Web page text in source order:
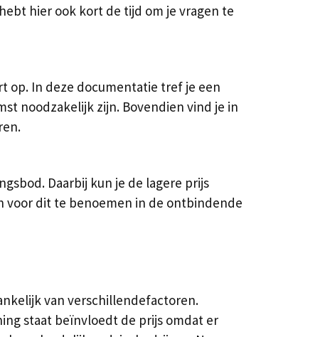
hier ook kort de tijd om je vragen te
op. In deze documentatie tref je een
noodzakelijk zijn. Bovendien vind je in
Daarbij kun je de lagere prijs
voor dit te benoemen in de ontbindende
van verschillendefactoren.
staat beïnvloedt de prijs omdat er